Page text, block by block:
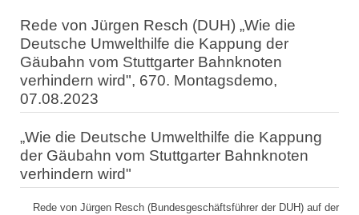
Rede von Jürgen Resch (DUH) „Wie die
Deutsche Umwelthilfe die Kappung der
Gäubahn vom Stuttgarter Bahnknoten
verhindern wird", 670. Montagsdemo,
07.08.2023
„Wie die Deutsche Umwelthilfe die Kappung
der Gäubahn vom Stuttgarter Bahnknoten
verhindern wird"
Rede von Jürgen Resch (Bundesgeschäftsführer der DUH) auf der